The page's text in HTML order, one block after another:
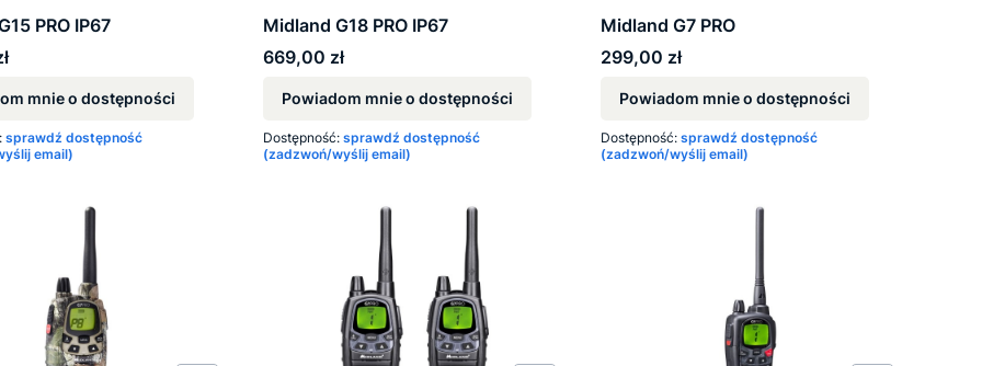
PRO IP67
mnie o dostępności
sprawdź dostępność
email)
Midland G18 PRO IP67
Cena
669,00 zł
Powiadom mnie o dostępności
Dostępność: sprawdź dostępność
(zadzwoń/wyślij email)
Midland G7 PRO
Cena
299,00 zł
Powiadom mnie o dostępności
Dostępność: sprawdź dostępność
(zadzwoń/wyślij email)